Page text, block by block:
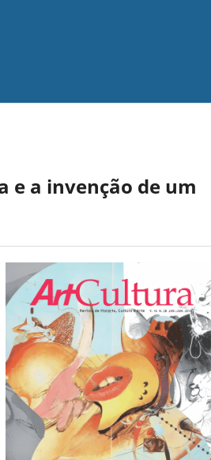
e a invenção de um